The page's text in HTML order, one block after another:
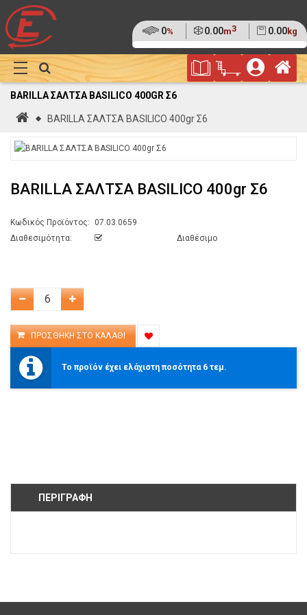
Ποσοστό
της
παλέτας
0% Όγκος
0.00m3 Βάρος
0.00kg
(0%)
Φυλλάδιο
Προσφορών
Show
Megamenu
BARILLA ΣΑΛΤΣΑ BASILICO 400GR Σ6
ΑρχικήBARILLA ΣΑΛΤΣΑ BASILICO 400gr Σ6
BARILLA ΣΑΛΤΣΑ BASILICO 400gr Σ6
Κωδικός Προϊόντος:
07.03.0659
Διαθεσιμότητα:
Διαθέσιμο
Το προϊόν έχει ελάχιστη ποσότητα 6 τεμ.
ΠΕΡΙΓΡΑΦΉ